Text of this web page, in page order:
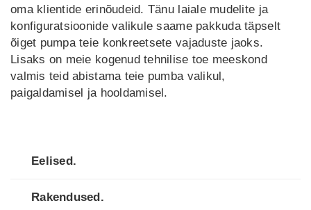
oma klientide erinõudeid. Tänu laiale mudelite ja
konfiguratsioonide valikule saame pakkuda täpselt
õiget pumpa teie konkreetsete vajaduste jaoks.
Lisaks on meie kogenud tehnilise toe meeskond
valmis teid abistama teie pumba valikul,
paigaldamisel ja hooldamisel.
Eelised.
Rakendused.